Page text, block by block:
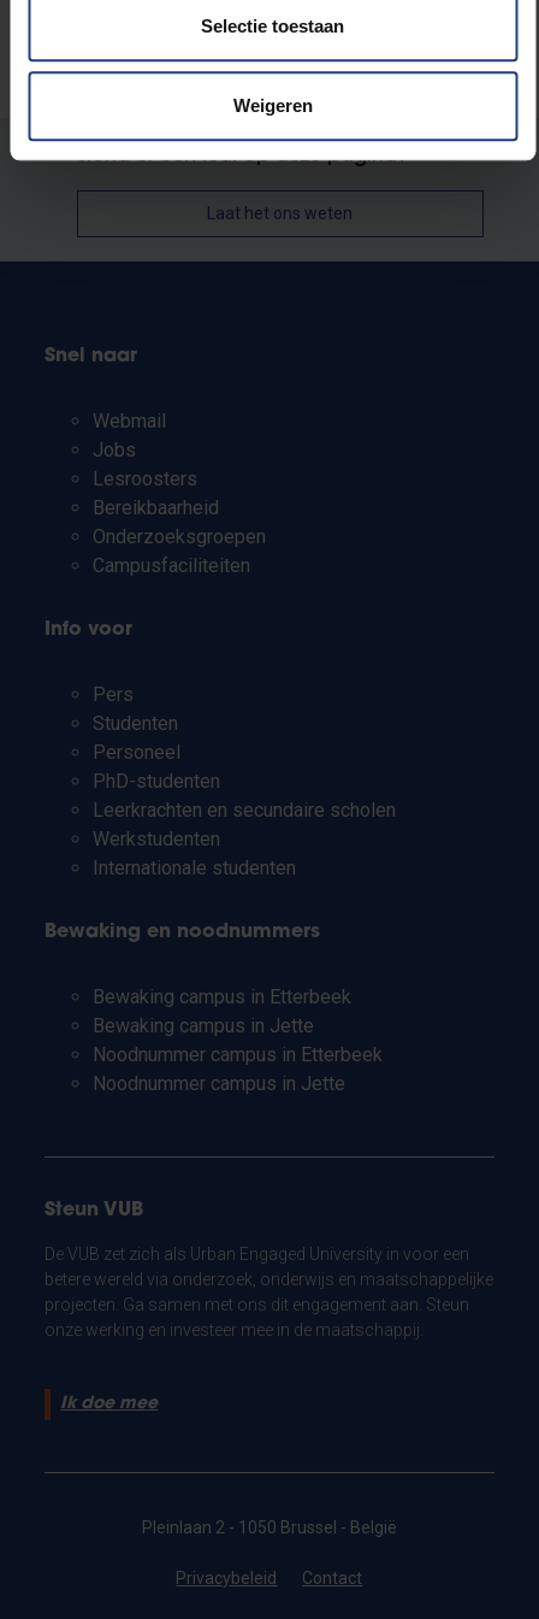
Selectie toestaan
Weigeren
Stond er een fout op deze pagina?
Laat het ons weten
Snel naar
Webmail
Jobs
Lesroosters
Bereikbaarheid
Onderzoeksgroepen
Campusfaciliteiten
Info voor
Pers
Studenten
Personeel
PhD-studenten
Leerkrachten en secundaire scholen
Werkstudenten
Internationale studenten
Bewaking en noodnummers
Bewaking campus in Etterbeek
Bewaking campus in Jette
Noodnummer campus in Etterbeek
Noodnummer campus in Jette
Steun VUB
De VUB zet zich als Urban Engaged University in voor een
betere wereld via onderzoek, onderwijs en maatschappelijke
projecten. Ga samen met ons dit engagement aan. Steun
onze werking en investeer mee in de maatschappij.
Ik doe mee
Pleinlaan 2 - 1050 Brussel - België
Privacybeleid Contact